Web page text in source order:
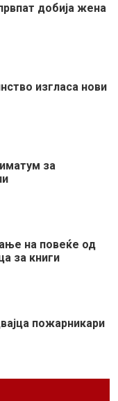
добија жена
изгласа нови
за
на повеќе од
за книги
пожарникари